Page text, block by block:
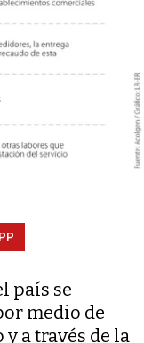
país se
medio de
a través de la